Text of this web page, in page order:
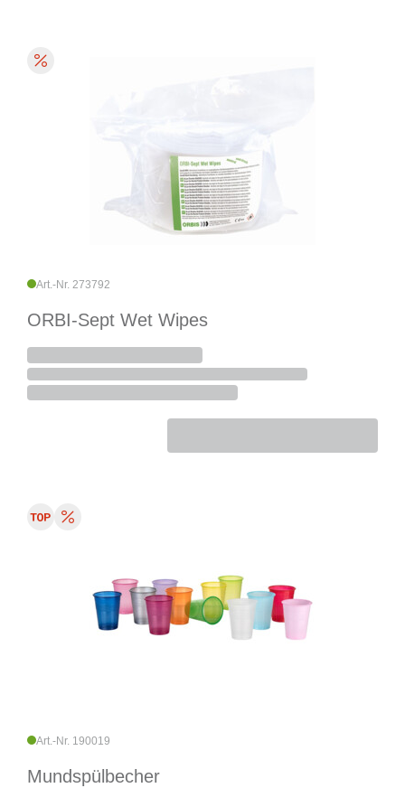
Art.-Nr. 273792
ORBI-Sept Wet Wipes
Art.-Nr. 190019
Mundspülbecher